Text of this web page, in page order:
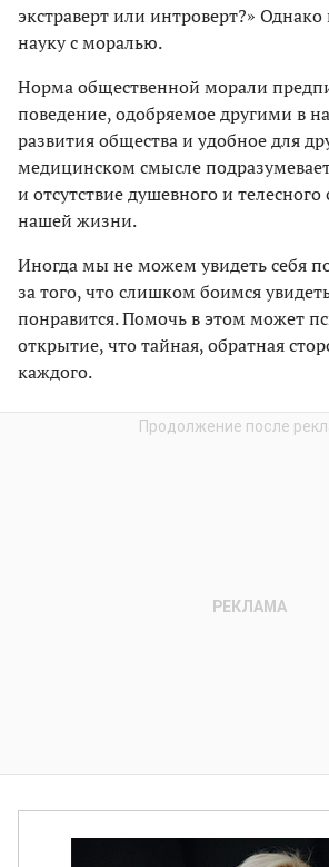
экстраверт или интроверт?» Однако
науку с моралью.
Норма общественной морали
поведение, одобряемое другими в
развития общества и удобное для
медицинском смысле
и отсутствие душевного и телесного
нашей жизни.
Иногда мы не можем увидеть себя
за того, что слишком боимся
понравится. Помочь в этом может
открытие, что тайная, обратная
каждого.